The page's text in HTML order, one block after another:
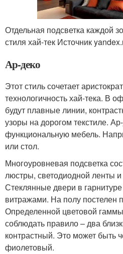
Отдельная подсветка каждой
стиля хай-тек Источник
Ар-деко
Этот стиль сочетает
технологичность хай-тека. В
будут плавные линии,
узоры на дорогом текстиле.
функциональную мебель.
или стол.
Многоуровневая подсветка
люстры, светодиодной ленты и
Стеклянные двери в
витражами. На полу постелен
Определенной цветовой
соблюдать правило – два
контрастный. Это может быть
фиолетовый.